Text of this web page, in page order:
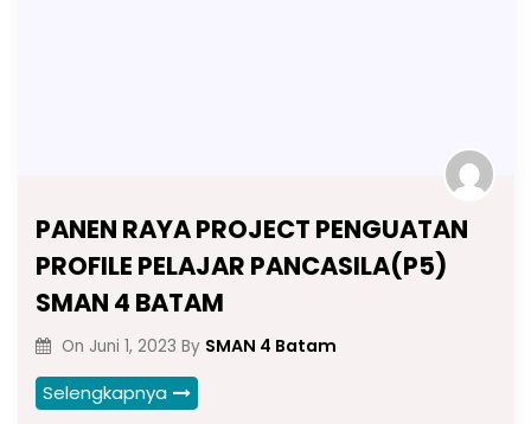
PANEN RAYA PROJECT PENGUATAN
PROFILE PELAJAR PANCASILA(P5)
SMAN 4 BATAM
On Juni 1, 2023 By SMAN 4 Batam
Selengkapnya